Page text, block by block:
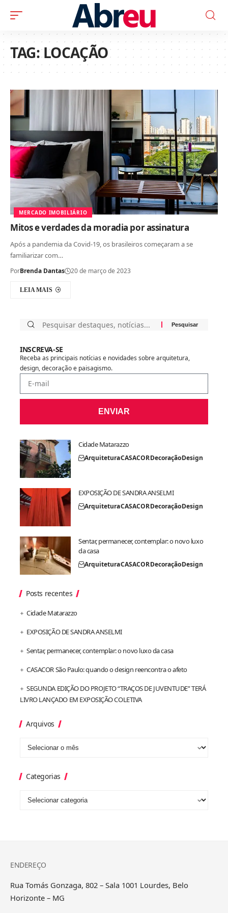
TAG:LOCAÇÃO
MERCADO IMOBILIÁRIO
Mitos e verdades da moradia por assinatura
Após a pandemia da Covid-19, os brasileiros começaram a se
familiarizar com…
PorBrenda Dantas 20 de março de 2023
LEIA MAIS
INSCREVA-SE
Receba as principais notícias e novidades sobre arquitetura,
design, decoração e paisagismo.
ENVIAR
Cidade Matarazzo
ArquiteturaCASACORDecoraçãoDesign
EXPOSIÇÃO DE SANDRA ANSELMI
ArquiteturaCASACORDecoraçãoDesign
Sentar, permanecer, contemplar: o novo luxo
da casa
ArquiteturaCASACORDecoraçãoDesign
Posts recentes
Cidade Matarazzo
EXPOSIÇÃO DE SANDRA ANSELMI
Sentar, permanecer, contemplar: o novo luxo da casa
CASACOR São Paulo: quando o design reencontra o afeto
SEGUNDA EDIÇÃO DO PROJETO “TRAÇOS DE JUVENTUDE” TERÁ
LIVRO LANÇADO EM EXPOSIÇÃO COLETIVA
Arquivos
Categorias
ENDEREÇO
Rua Tomás Gonzaga, 802 – Sala 1001 Lourdes, Belo
Horizonte – MG